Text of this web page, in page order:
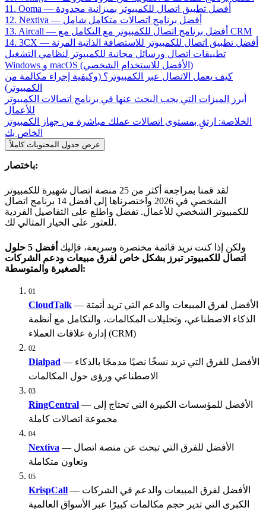
11. Ooma — أفضل تطبيق اتصال للكمبيوتر بميزانية محدودة
12. Nextiva — أفضل برنامج اتصالات متكامل شامل
13. Aircall — أفضل برنامج اتصال للكمبيوتر مع التكامل مع CRM
14. 3CX — أفضل تطبيق اتصال للكمبيوتر للاستضافة الذاتية المرنة
تطبيقات اتصال ورسائل مجانية للكمبيوتر لنظامي التشغيل
Windows و macOS (الأفضل للاستخدام الشخصي)
كيف يعمل الاتصال عبر الكمبيوتر؟ (وكيفية إجراء مكالمة من
الكمبيوتر)
أبرز الميزات التي يجب البحث عنها في برنامج اتصالات الكمبيوتر
للأعمال
الخلاصة: ارتقِ بمستوى اتصالات عملك مباشرة من جهاز الكمبيوتر
الخاص بك
عرض جدول المحتويات كاملاً
باختصار:
لقد قمنا بمراجعة أكثر من 25 منصة اتصال شهيرة للكمبيوتر
الشخصي في 2026 واختصرناها إلى أفضل 14 برنامج اتصال
للكمبيوتر الشخصي للأعمال. تفضل واطلع على التفاصيل الفردية
للعثور على الخيار المثالي لك.
ولكن إذا كنت تريد قائمة مختصرة وسريعة، فإليك
أفضل 5 حلول
اتصال للكمبيوتر تبرز بشكل خاص لفرق مبيعات ودعم الشركات
الصغيرة والمتوسطة:
01
CloudTalk — الأفضل لفرق المبيعات والدعم التي تريد أتمتة
الذكاء الاصطناعي، وتحليلات المكالمات، والتكامل مع أنظمة
إدارة علاقات العملاء (CRM)
02
Dialpad — الأفضل للفرق التي تريد نسخًا نصيًا مدمجًا بالذكاء
الاصطناعي ورؤى حول المكالمات
03
RingCentral — الأفضل للمؤسسات الكبيرة التي تحتاج إلى
مجموعة اتصالات كاملة
04
Nextiva — الأفضل للفرق التي تبحث عن منصة اتصال
وتعاون متكاملة
05
KrispCall — الأفضل لفرق المبيعات والدعم في الشركات
الكبرى التي تدير حجم مكالمات كبيرًا عبر الأسواق العالمية